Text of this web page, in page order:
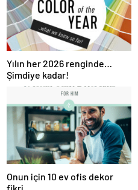
Yılın her 2026 renginde…
Şimdiye kadar!
Onun için 10 ev ofis dekor